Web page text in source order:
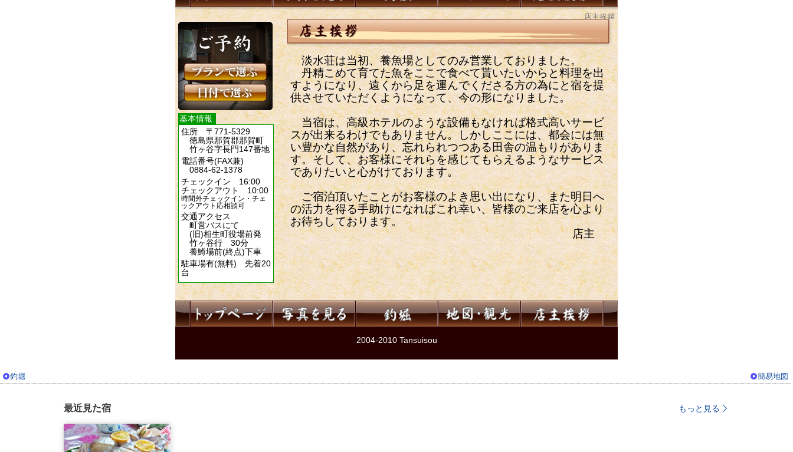
店主挨拶
基本情報
住所 〒771-5329
徳島県那賀郡那賀町
竹ヶ谷字長門147番地
電話番号(FAX兼)
0884-62-1378
チェックイン 16:00
チェックアウト 10:00
時間外チェックイン・チェ
ックアウト応相談可
交通アクセス
町営バスにて
(旧)相生町役場前発
竹ヶ谷行 30分
養鱒場前(終点)下車
駐車場有(無料) 先着20
台
淡水荘は当初、養魚場としてのみ営業しておりました。
丹精こめて育てた魚をここで食べて貰いたいからと料理を出
すようになり、遠くから足を運んでくださる方の為にと宿を提
供させていただくようになって、今の形になりました。
当宿は、高級ホテルのような設備もなければ格式高いサービ
スが出来るわけでもありません。しかしここには、都会には無
い豊かな自然があり、忘れられつつある田舎の温もりがありま
す。そして、お客様にそれらを感じてもらえるようなサービス
でありたいと心がけております。
ご宿泊頂いたことがお客様のよき思い出になり、また明日へ
の活力を得る手助けになればこれ幸い、皆様のご来店を心より
お待ちしております。
店主
2004-2010 Tansuisou
釣堀 簡易地図
最近見た宿 もっと見る